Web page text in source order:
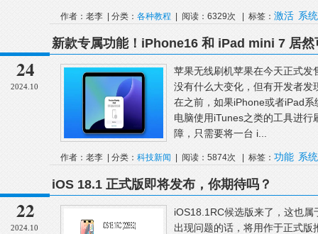
作者：老李 | 分类： 各种教程 | 阅读：6329次 | 标签： 激活 系统
24
2024.10
新款专属功能！iPhone16 和 iPad mini 7 居然
苹果无线刷机苹果在今天正式
没有什么大变化，但有开发者
在之前，如果iPhone或者iPad
电脑使用iTunes之类的工具进
障，只需要将一台 i...
作者：老李 | 分类： 科技新闻 | 阅读：5874次 | 标签： 功能 系统
22
2024.10
iOS 18.1 正式版即将发布，你期待吗？
iOS18.1RC候选版来了，这也
出现问题的话，将用作于正式